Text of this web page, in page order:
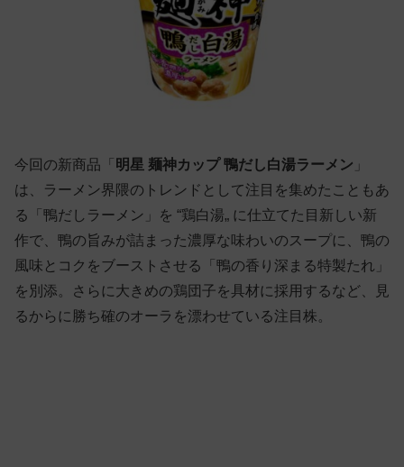
今回の新商品「 明星 麺神カップ 鴨だし白湯ラーメン 」
は、ラーメン界隈のトレンドとして注目を集めたこともあ
る「鴨だしラーメン」を “鶏白湯„ に仕立てた目新しい新
作で、鴨の旨みが詰まった濃厚な味わいのスープに、鴨の
風味とコクをブーストさせる「鴨の香り深まる特製たれ」
を別添。さらに大きめの鶏団子を具材に採用するなど、見
るからに勝ち確のオーラを漂わせている注目株。